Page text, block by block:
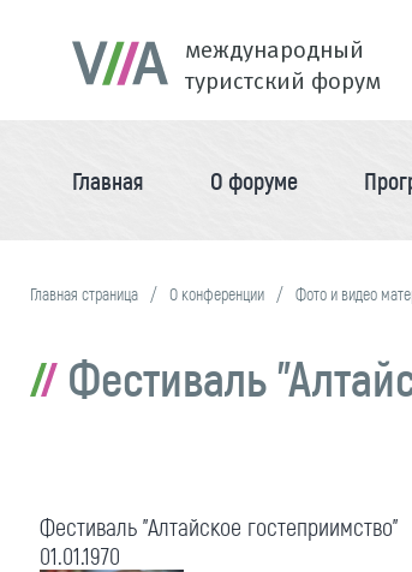
международный
туристский форум
Главная О форуме
Главная страница О конференции Фото и видео
Фестиваль
Фестиваль "Алтайское гостеприимство"
01.01.1970